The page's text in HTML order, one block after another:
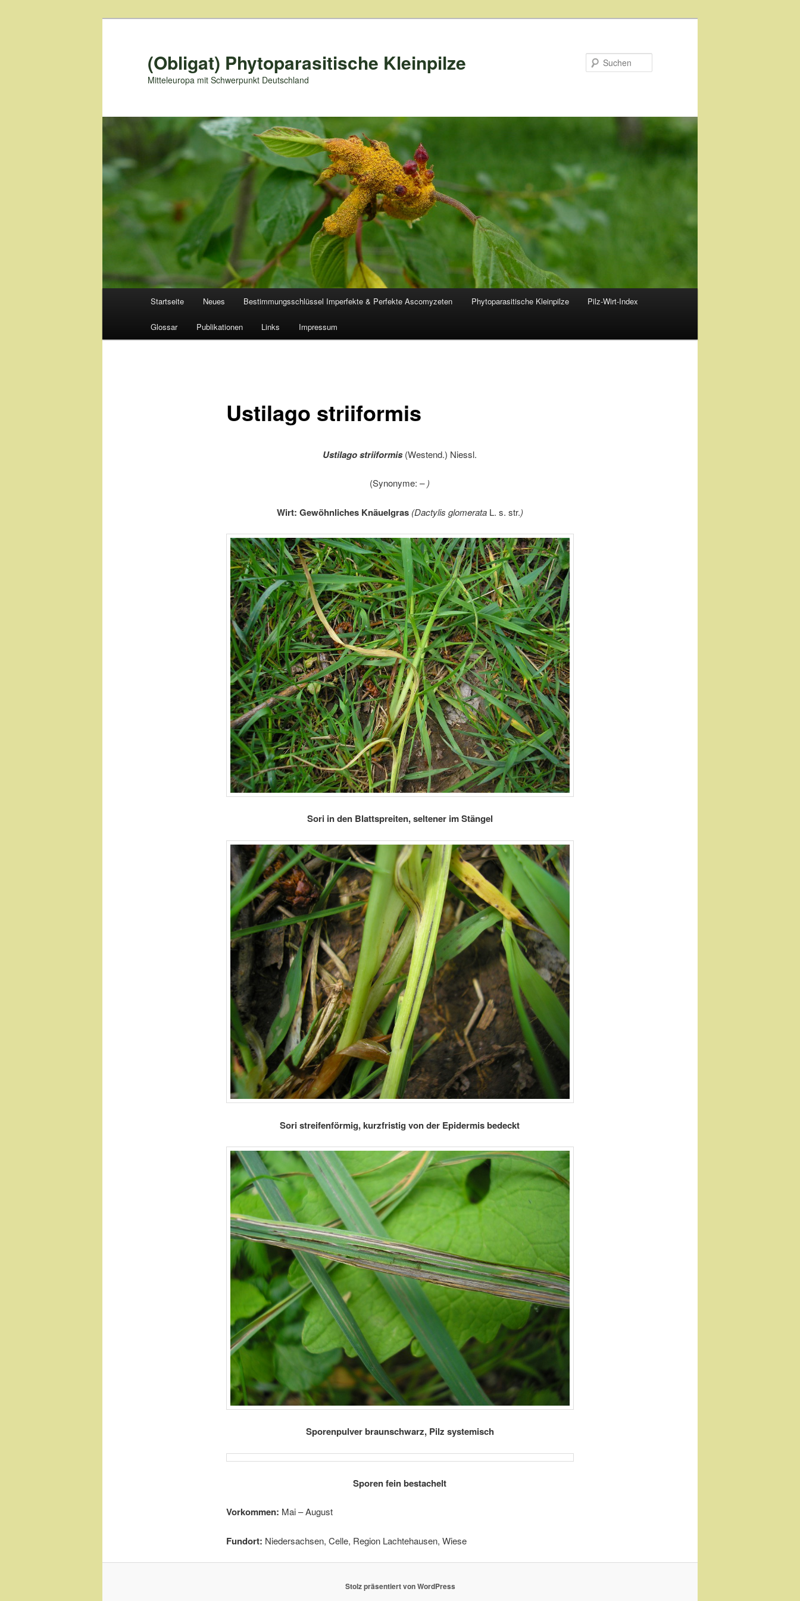
(Obligat) Phytoparasitische Kleinpilze
Mitteleuropa mit Schwerpunkt Deutschland
Startseite Neues Bestimmungsschlüssel Imperfekte & Perfekte Ascomyzeten Phytoparasitische Kleinpilze Pilz-Wirt-Index
Glossar Publikationen Links Impressum
Ustilago striiformis
Ustilago striiformis (Westend.) Niessl.
(Synonyme:–)
Wirt: Gewöhnliches Knäuelgras (Dactylis glomerata L. s. str.)
Sori in den Blattspreiten, seltener im Stängel
Sori streifenförmig, kurzfristig von der Epidermis bedeckt
Sporenpulver braunschwarz, Pilz systemisch
Sporen fein bestachelt
Vorkommen: Mai – August
Fundort: Niedersachsen, Celle, Region Lachtehausen, Wiese
Stolz präsentiert von WordPress